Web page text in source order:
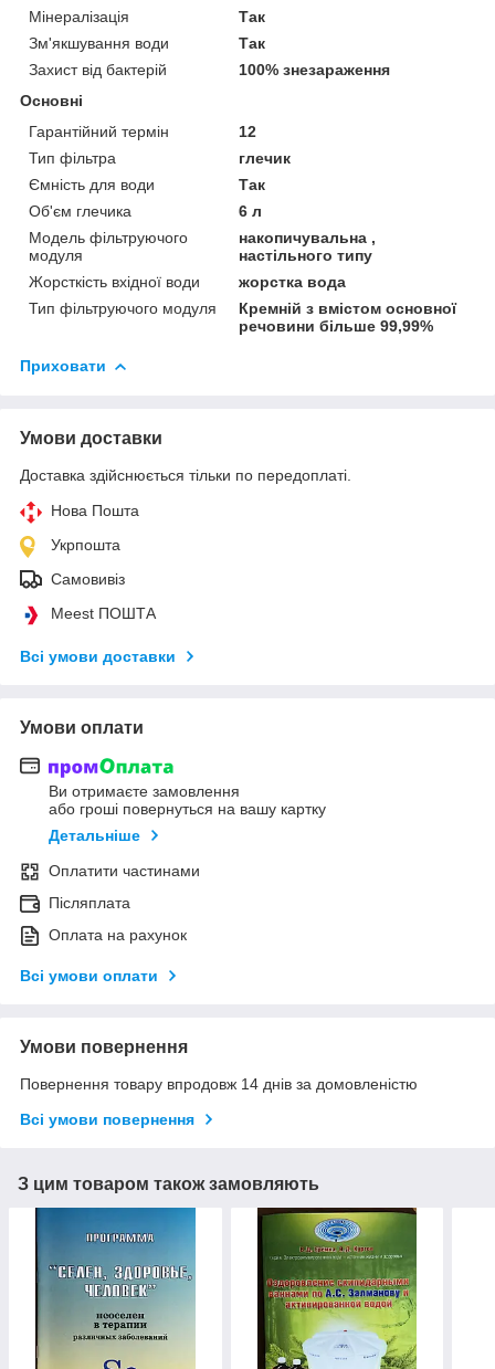
Мінералізація
Так
Зм'якшування води
Так
Захист від бактерій
100% знезараження
Основні
Гарантійний термін
12
Тип фільтра
глечик
Ємність для води
Так
Об'єм глечика
6 л
Модель фільтруючого
модуля
накопичувальна ,
настільного типу
Жорсткість вхідної води
жорстка вода
Тип фільтруючого модуля
Кремній з вмістом основної
речовини більше 99,99%
Приховати
Умови доставки
Доставка здійснюється тільки по передоплаті.
Нова Пошта
Укрпошта
Самовивіз
Meest ПОШТА
Всі умови доставки
Умови оплати
Ви отримаєте замовлення
або гроші повернуться на вашу картку
Детальніше
Оплатити частинами
Післяплата
Оплата на рахунок
Всі умови оплати
Умови повернення
Повернення товару впродовж 14 днів за домовленістю
Всі умови повернення
З цим товаром також замовляють